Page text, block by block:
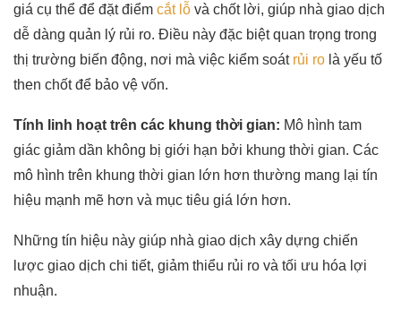
giá cụ thể để đặt điểm cắt lỗ và chốt lời, giúp nhà giao dịch
dễ dàng quản lý rủi ro. Điều này đặc biệt quan trọng trong
thị trường biến động, nơi mà việc kiểm soát rủi ro là yếu tố
then chốt để bảo vệ vốn.
Tính linh hoạt trên các khung thời gian: Mô hình tam
giác giảm dần không bị giới hạn bởi khung thời gian. Các
mô hình trên khung thời gian lớn hơn thường mang lại tín
hiệu mạnh mẽ hơn và mục tiêu giá lớn hơn.
Những tín hiệu này giúp nhà giao dịch xây dựng chiến
lược giao dịch chi tiết, giảm thiểu rủi ro và tối ưu hóa lợi
nhuận.